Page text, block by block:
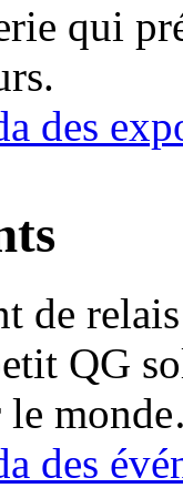
qui
des
de
QG
le
des